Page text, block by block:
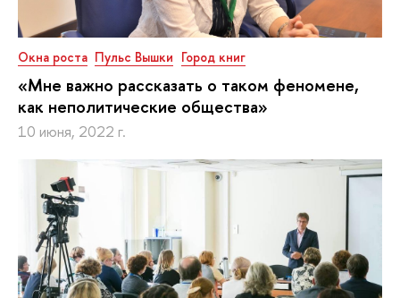
Окна роста Пульс Вышки Город книг
«Мне важно рассказать о таком феномене,
как неполитические общества»
10 июня, 2022 г.